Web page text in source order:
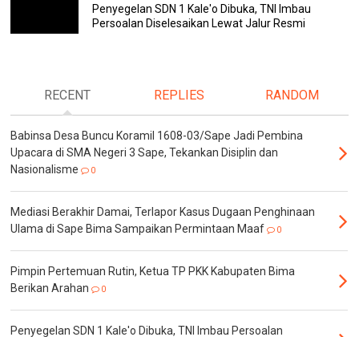
Penyegelan SDN 1 Kale'o Dibuka, TNI Imbau
Persoalan Diselesaikan Lewat Jalur Resmi
RECENT REPLIES RANDOM
Babinsa Desa Buncu Koramil 1608-03/Sape Jadi Pembina
Upacara di SMA Negeri 3 Sape, Tekankan Disiplin dan
Nasionalisme
0
Mediasi Berakhir Damai, Terlapor Kasus Dugaan Penghinaan
Ulama di Sape Bima Sampaikan Permintaan Maaf
0
Pimpin Pertemuan Rutin, Ketua TP PKK Kabupaten Bima
Berikan Arahan
0
Penyegelan SDN 1 Kale'o Dibuka, TNI Imbau Persoalan